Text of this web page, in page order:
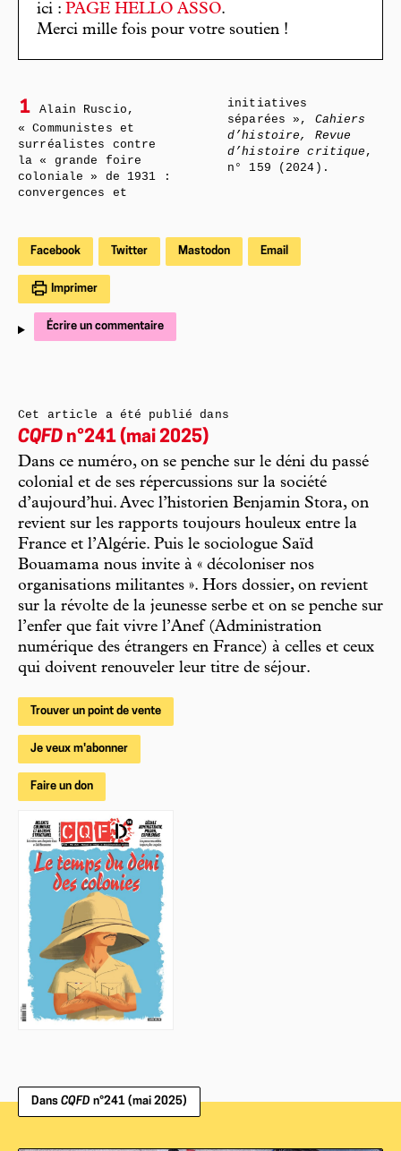
ici : PAGE HELLO ASSO.
Merci mille fois pour votre soutien !
1
Alain Ruscio,
« Communistes et
surréalistes contre
la « grande foire
coloniale » de 1931 :
convergences et
initiatives
séparées », Cahiers
d’histoire, Revue
d’histoire critique ,
n° 159 (2024).
Facebook Twitter Mastodon Email
Imprimer
Écrire un commentaire
Cet article a été publié dans
CQFD n°241 (mai 2025)
Dans ce numéro, on se penche sur le déni du passé
colonial et de ses répercussions sur la société
d’aujourd’hui. Avec l’historien Benjamin Stora, on
revient sur les rapports toujours houleux entre la
France et l’Algérie. Puis le sociologue Saïd
Bouamama nous invite à « décoloniser nos
organisations militantes ». Hors dossier, on revient
sur la révolte de la jeunesse serbe et on se penche sur
l’enfer que fait vivre l’Anef (Administration
numérique des étrangers en France) à celles et ceux
qui doivent renouveler leur titre de séjour.
Trouver un point de vente
Je veux m'abonner
Faire un don
Dans CQFD n°241 (mai 2025)